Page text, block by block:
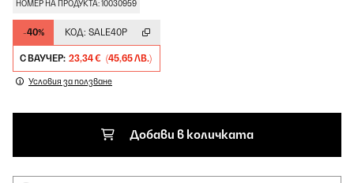
НОМЕР НА ПРОДУКТА: 10030959
-40% КОД: SALE40P
С ВАУЧЕР: 23,34 € (45,65 ЛВ.)
Условия за ползване
Добави в количката